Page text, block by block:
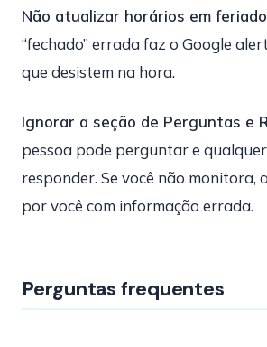
Não atualizar horários em
“fechado” errada faz o Google
que desistem na hora.
Ignorar a seção de Perguntas e
pessoa pode perguntar e
responder. Se você não monitora,
por você com informação errada.
Perguntas frequentes